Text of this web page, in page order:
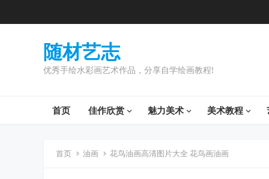
随材艺志
优秀手绘水彩画艺术作品，分享自学绘画教程!
首页 佳作欣赏 魅力美术 美术教程
首页 油画 花鸟油画高清图片大全 花鸟画油画